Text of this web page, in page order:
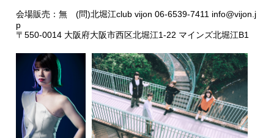
会場販売：無 (問)北堀江club vijon 06-6539-7411 info@vijon.j
p
〒550-0014 大阪府大阪市西区北堀江1-22 マインズ北堀江B1